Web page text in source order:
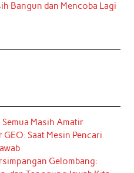
Bangun dan Mencoba Lagi
Masih Amatir
GEO: Saat Mesin Pencari
Gelombang: